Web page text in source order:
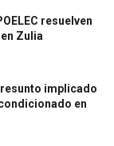
resuelven
Zulia
implicado
en